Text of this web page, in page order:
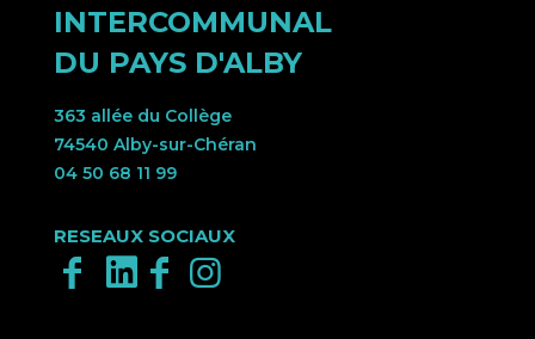
INTERCOMMUNAL
DU PAYS D'ALBY
363 allée du Collège
74540 Alby-sur-Chéran
04 50 68 11 99
RESEAUX SOCIAUX